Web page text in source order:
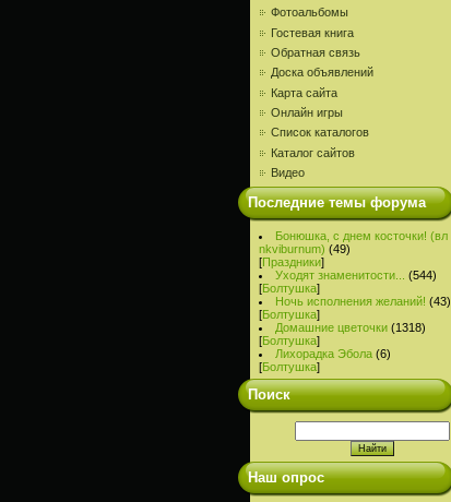
Фотоальбомы
Гостевая книга
Обратная связь
Доска объявлений
Карта сайта
Онлайн игры
Список каталогов
Каталог сайтов
Видео
Последние темы форума
Бонюшка, с днем косточки! (вл
nkviburnum) (49)
[Праздники]
Уходят знаменитости...
(544)
[Болтушка]
Ночь исполнения желаний! (43)
[Болтушка]
Домашние цветочки (1318)
[Болтушка]
Лихорадка Эбола (6)
[Болтушка]
Поиск
Наш опрос